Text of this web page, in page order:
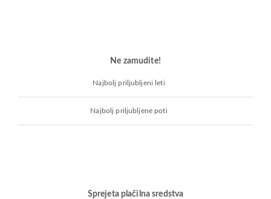
Ne zamudite!
Najbolj priljubljeni leti
Najbolj priljubljene poti
Sprejeta plačilna sredstva